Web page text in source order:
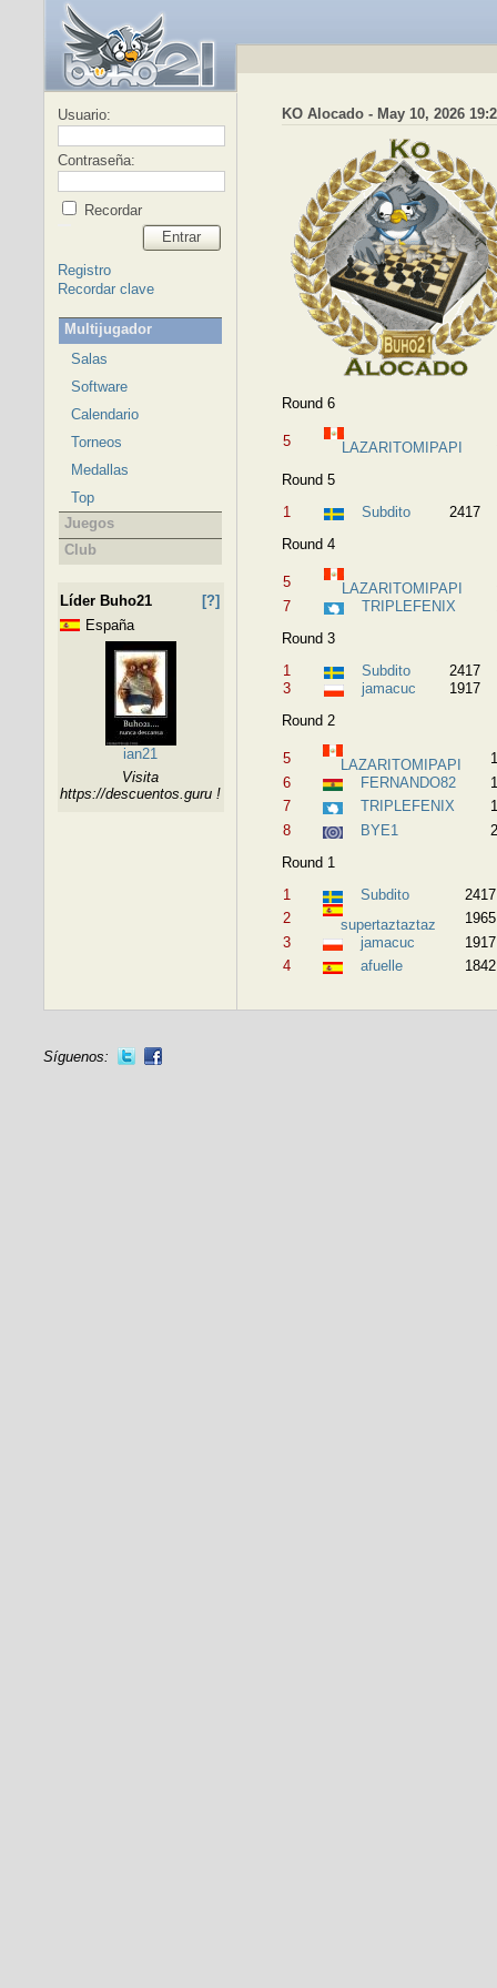
Usuario:
Contraseña:
Recordar
Entrar
Registro
Recordar clave
Multijugador
Salas
Software
Calendario
Torneos
Medallas
Top
Juegos
Club
Líder Buho21
[?]
España
ian21
Visita
https://descuentos.guru !
KO Alocado - May 10, 2026
Round 6
5 LAZARITOMIPAPI
Round 5
1
Subdito
2417
Round 4
5 LAZARITOMIPAPI
7
TRIPLEFENIX
Round 3
1
Subdito
2417
3
jamacuc
1917
Round 2
5 LAZARITOMIPAPI
6
FERNANDO82
7
TRIPLEFENIX
8
BYE1
Round 1
1
Subdito
2417
2
supertaztaztaz
1965
3
jamacuc
1917
4
afuelle 1842
Síguenos: